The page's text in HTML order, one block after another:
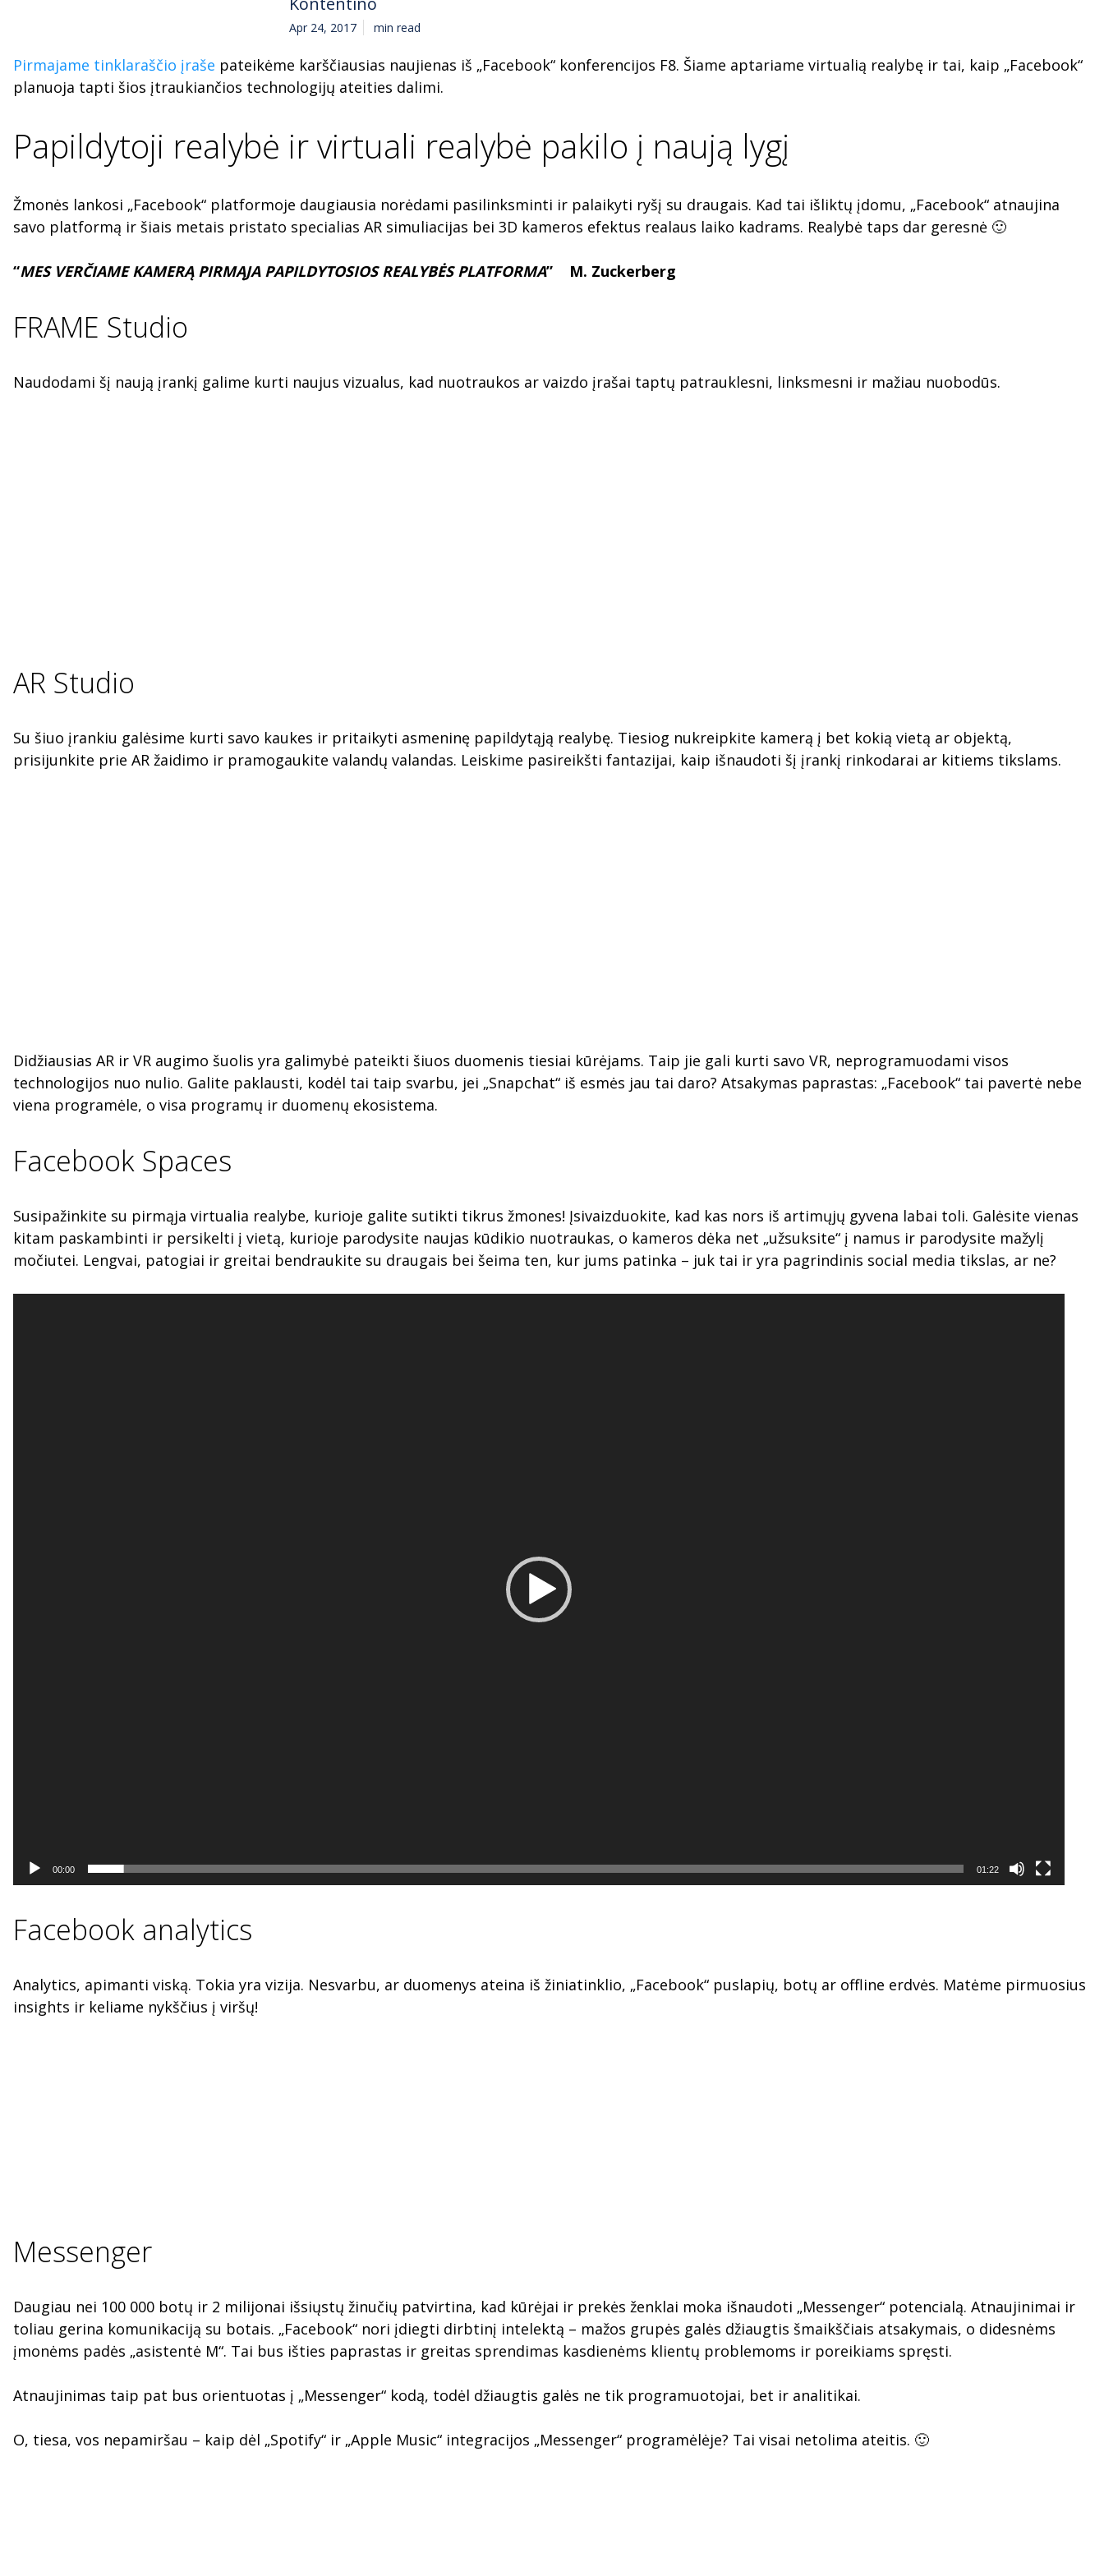
Apr 24, 2017 min read
Pirmajame tinklaraščio įraše pateikėme karščiausias naujienas iš „Facebook“ konferencijos F8. Šiame aptariame virtualią realybę ir tai, kaip „Facebook“
planuoja tapti šios įtraukiančios technologijų ateities dalimi.
Papildytoji realybė ir virtuali realybė pakilo į naują lygį
Žmonės lankosi „Facebook“ platformoje daugiausia norėdami pasilinksminti ir palaikyti ryšį su draugais. Kad tai išliktų įdomu, „Facebook“ atnaujina
savo platformą ir šiais metais pristato specialias AR simuliacijas bei 3D kameros efektus realaus laiko kadrams. Realybė taps dar geresnė 🙂
“MES VERČIAME KAMERĄ PIRMĄJA PAPILDYTOSIOS REALYBĖS PLATFORMA” M. Zuckerberg
FRAME Studio
Naudodami šį naują įrankį galime kurti naujus vizualus, kad nuotraukos ar vaizdo įrašai taptų patrauklesni, linksmesni ir mažiau nuobodūs.
AR Studio
Su šiuo įrankiu galėsime kurti savo kaukes ir pritaikyti asmeninę papildytąją realybę. Tiesiog nukreipkite kamerą į bet kokią vietą ar objektą,
prisijunkite prie AR žaidimo ir pramogaukite valandų valandas. Leiskime pasireikšti fantazijai, kaip išnaudoti šį įrankį rinkodarai ar kitiems tikslams.
Didžiausias AR ir VR augimo šuolis yra galimybė pateikti šiuos duomenis tiesiai kūrėjams. Taip jie gali kurti savo VR, neprogramuodami visos
technologijos nuo nulio. Galite paklausti, kodėl tai taip svarbu, jei „Snapchat“ iš esmės jau tai daro? Atsakymas paprastas: „Facebook“ tai pavertė nebe
viena programėle, o visa programų ir duomenų ekosistema.
Facebook Spaces
Susipažinkite su pirmąja virtualia realybe, kurioje galite sutikti tikrus žmones! Įsivaizduokite, kad kas nors iš artimųjų gyvena labai toli. Galėsite vienas
kitam paskambinti ir persikelti į vietą, kurioje parodysite naujas kūdikio nuotraukas, o kameros dėka net „užsuksite“ į namus ir parodysite mažylį
močiutei. Lengvai, patogiai ir greitai bendraukite su draugais bei šeima ten, kur jums patinka – juk tai ir yra pagrindinis social media tikslas, ar ne?
00:00 01:22
Facebook analytics
Analytics, apimanti viską. Tokia yra vizija. Nesvarbu, ar duomenys ateina iš žiniatinklio, „Facebook“ puslapių, botų ar offline erdvės. Matėme pirmuosius
insights ir keliame nykščius į viršų!
Messenger
Daugiau nei 100 000 botų ir 2 milijonai išsiųstų žinučių patvirtina, kad kūrėjai ir prekės ženklai moka išnaudoti „Messenger“ potencialą. Atnaujinimai ir
toliau gerina komunikaciją su botais. „Facebook“ nori įdiegti dirbtinį intelektą – mažos grupės galės džiaugtis šmaikščiais atsakymais, o didesnėms
įmonėms padės „asistentė M“. Tai bus išties paprastas ir greitas sprendimas kasdienėms klientų problemoms ir poreikiams spręsti.
Atnaujinimas taip pat bus orientuotas į „Messenger“ kodą, todėl džiaugtis galės ne tik programuotojai, bet ir analitikai.
O, tiesa, vos nepamiršau – kaip dėl „Spotify“ ir „Apple Music“ integracijos „Messenger“ programėlėje? Tai visai netolima ateitis. 🙂